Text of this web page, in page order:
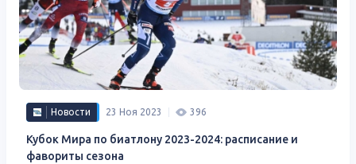
Новости 23 Ноя 2023 396
Кубок Мира по биатлону 2023-2024: расписание и
фавориты сезона